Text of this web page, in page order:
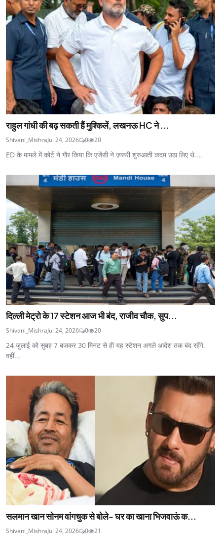
राहुल गांधी की बढ़ सकती हैं मुश्‍क‍िलें, लखनऊ HC ने ...
Shivani_MishraJul 24, 2026 0 20
ED के मामले में कोर्ट ने गौर किया कि एजेंसी ने ज़रूरी शुरुआती कदम उठा लिए थे....
दिल्ली मेट्रो के 17 स्टेशन आज भी बंद, राजीव चौक, सुप...
Shivani_MishraJul 24, 2026 0 20
24 जुलाई को सुबह 7 बजकर 30 मिनट से ही यह स्टेशन अगले आदेश तक बंद रहेंगे.
वहीं...
सलमान खान सोनम वांगचुक से बोले- घर का खाना भिजवाऊं क...
Shivani_MishraJul 24, 2026 0 21